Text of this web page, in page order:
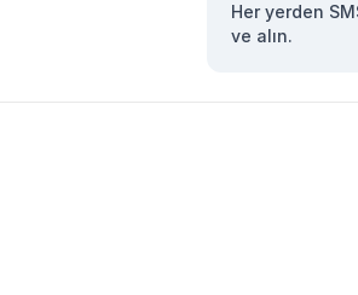
Her yerden
ve alın.